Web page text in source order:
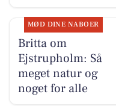
MØD DINE NABOER
Britta om
Ejstrupholm: Så
meget natur og
noget for alle